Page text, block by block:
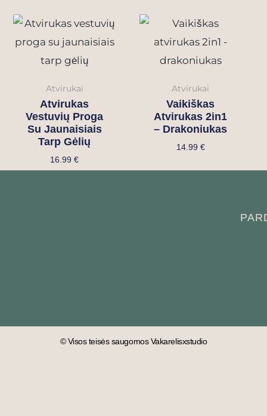
Atvirukai
Atvirukas
Vestuvių Proga
Su Jaunaisiais
Tarp Gėlių
16.99€
Atvirukai
Vaikiškas
Atvirukas 2in1
– Drakoniukas
14.99 €
© Visos teisės saugomos Vakarelisxstudio